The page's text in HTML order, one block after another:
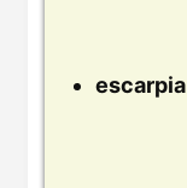
escarpia